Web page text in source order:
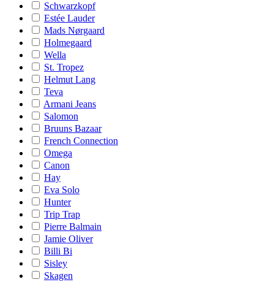
Schwarzkopf
Estée Lauder
Mads Nørgaard
Holmegaard
Wella
St. Tropez
Helmut Lang
Teva
Armani Jeans
Salomon
Bruuns Bazaar
French Connection
Omega
Canon
Hay
Eva Solo
Hunter
Trip Trap
Pierre Balmain
Jamie Oliver
Billi Bi
Sisley
Skagen